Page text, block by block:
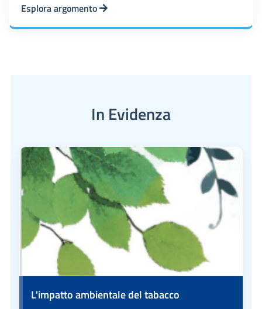
Esplora argomento
In Evidenza
L'impatto ambientale del tabacco